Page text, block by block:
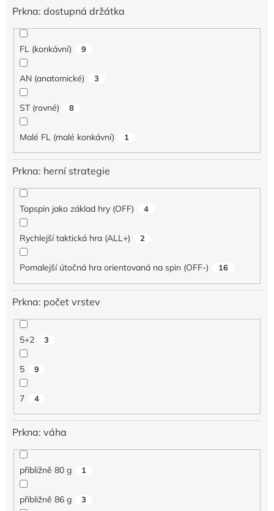
Prkna: dostupná držátka
FL (konkávní) 9
AN (anatomické) 3
ST (rovné) 8
Malé FL (malé konkávní) 1
Prkna: herní strategie
Topspin jako základ hry (OFF) 4
Rychlejší taktická hra (ALL+) 2
Pomalejší útočná hra orientovaná na spin (OFF-) 16
Prkna: počet vrstev
5+2 3
5 9
7 4
Prkna: váha
přibližně 80 g 1
přibližně 86 g 3